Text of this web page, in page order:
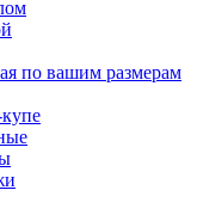
по вашим размерам